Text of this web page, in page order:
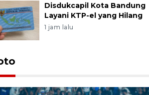
Disdukcapil Kota Bandung
Layani KTP-el yang Hilang
1 jam lalu